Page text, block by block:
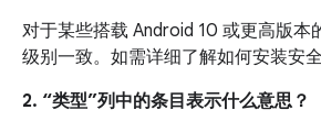
对于某些搭载 Android 10 或更高版
级别一致。如需详细了解如何安装安
2. “类型”列中的条目表示什么意思？